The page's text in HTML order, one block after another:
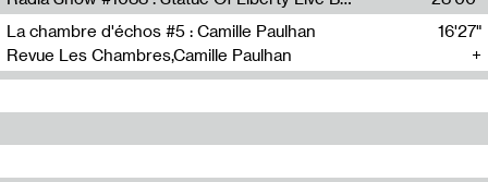
Resonance
La chambre d'échos #5 : Camille Paulhan
Revue Les Chambres,Camille Paulhan
16'27"